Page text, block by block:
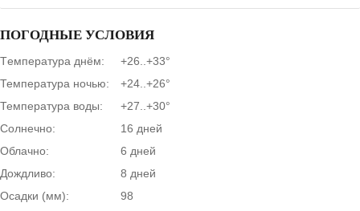
ПОГОДНЫЕ УСЛОВИЯ
Tемпература днём:
+26..+33°
Температура ночью:
+24..+26°
Температура воды:
+27..+30°
Солнечно:
16 дней
Облачно:
6 дней
Дождливо:
8 дней
Осадки (мм):
98